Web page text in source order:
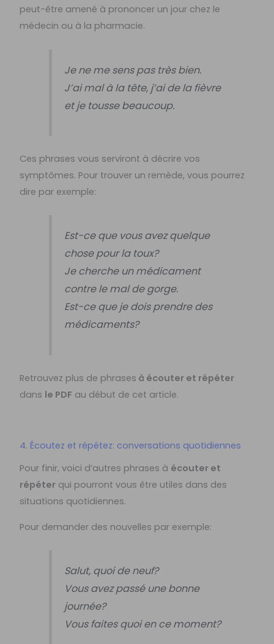
peut-être amené à prononcer un jour chez le
médecin ou à la pharmacie.
Je ne me sens pas très bien.
J’ai mal à la tête, j’ai de la fièvre
et je tousse beaucoup.
Ces phrases vous serviront à décrire vos
symptômes. Pour trouver un remède, vous pourrez
dire par exemple:
Est-ce que vous avez quelque
chose pour la toux?
Je cherche un médicament
contre le mal de gorge.
Est-ce que je dois prendre des
médicaments?
Retrouvez plus de phrases à écouter et répéter
dans le PDF au début de cet article.
4. Écoutez et répétez: conversations quotidiennes
Pour finir, voici d’autres phrases à écouter et
répéter qui pourront vous être utiles dans des
situations quotidiennes.
Pour demander des nouvelles par exemple:
Salut, quoi de neuf?
Vous avez passé une bonne
journée?
Vous faites quoi en ce moment?